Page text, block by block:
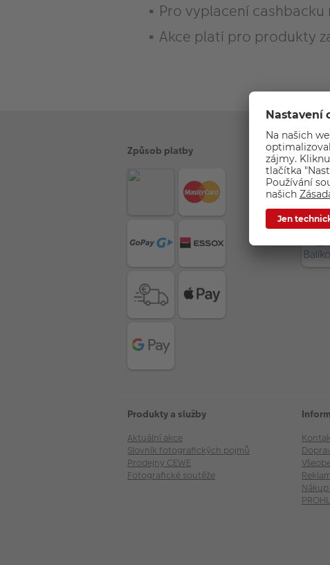
Pro vyplacení
Akce platí pro produkty
List
Způsob platby
Produkty a služby
Aktuální akce
Slovník fotografických pojmů
Prodejny CEWE
Fotografické soutěže